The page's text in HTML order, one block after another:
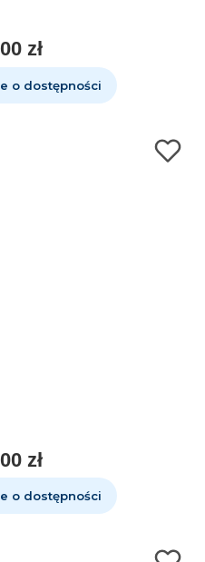
zł
o dostępności
zł
o dostępności